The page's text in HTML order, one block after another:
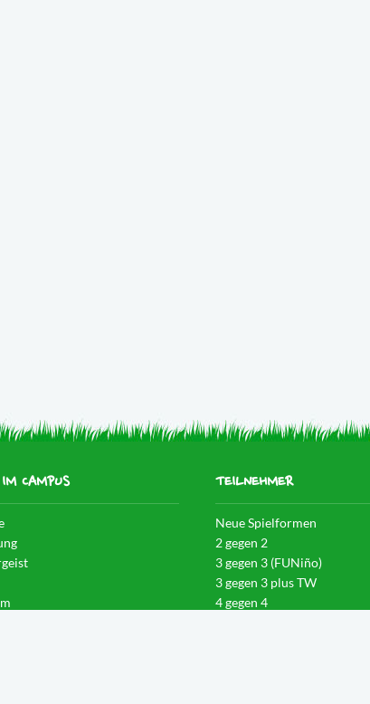
CAMPUS TEILNEHMER
Neue Spielformen
2 gegen 2
3 gegen 3 (FUNiño)
3 gegen 3 plus TW
4 gegen 4